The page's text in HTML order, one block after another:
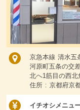
京急本線 清水五
河原町五条の交
北へ1筋目の西北
住所 : 京都府京
イチオシメニュ